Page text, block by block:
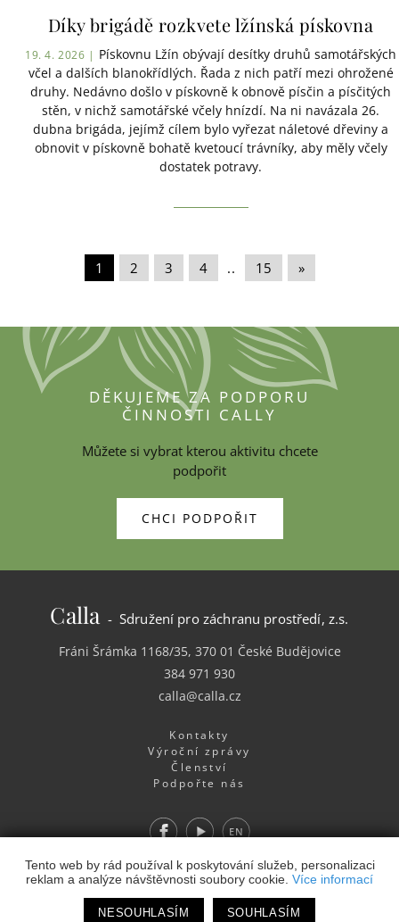
Tento web by rád používal k poskytování služeb, personalizaci
reklam a analýze návštěvnosti soubory cookie. Více informací
NESOUHLASÍM SOUHLASÍM
Díky brigádě rozkvete lžínská pískovna
19. 4. 2026 | Pískovnu Lžín obývají desítky druhů samotářských
včel a dalších blanokřídlých. Řada z nich patří mezi ohrožené
druhy. Nedávno došlo v pískovně k obnově písčin a písčitých
stěn, v nichž samotářské včely hnízdí. Na ni navázala 26.
dubna brigáda, jejímž cílem bylo vyřezat náletové dřeviny a
obnovit v pískovně bohatě kvetoucí trávníky, aby měly včely
dostatek potravy.
1 2 3 4 .. 15 »
DĚKUJEME ZA PODPORU
ČINNOSTI CALLY
Můžete si vybrat kterou aktivitu chcete
podpořit
CHCI PODPOŘIT
Calla - Sdružení pro záchranu prostředí, z.s.
Fráni Šrámka 1168/35, 370 01 České Budějovice
384 971 930
calla@calla.cz
Kontakty
Výroční zprávy
Členství
Podpořte nás
FacebookYoutube EN
Webdesign& Webhosting&publikační systém Toolkit-
Studio